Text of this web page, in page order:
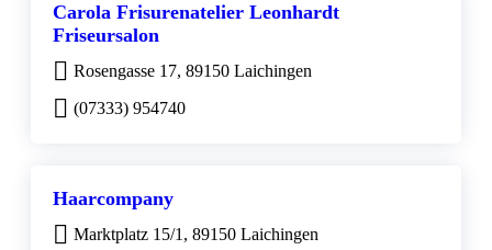
Carola Frisurenatelier Leonhardt
Friseursalon
Rosengasse 17, 89150 Laichingen
(07333) 954740
Haarcompany
Marktplatz 15/1, 89150 Laichingen